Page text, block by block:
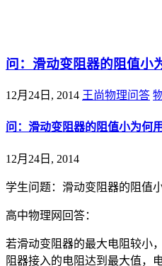
问：滑动变阻器的阻值小
12月24日, 2014 王尚物理问答
问：滑动变阻器的阻值小为何
12月24日, 2014
学生问题：滑动变阻器的阻值
高中物理网回答：
若滑动变阻器的最大电阻较小
阻器接入的电阻达到最大值，